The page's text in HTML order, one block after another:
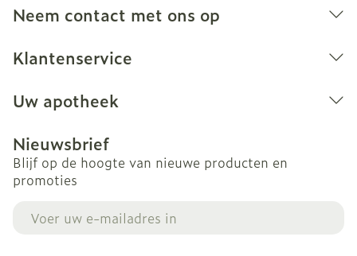
Neem contact met ons op
Klantenservice
Uw apotheek
Nieuwsbrief
Blijf op de hoogte van nieuwe producten en
promoties